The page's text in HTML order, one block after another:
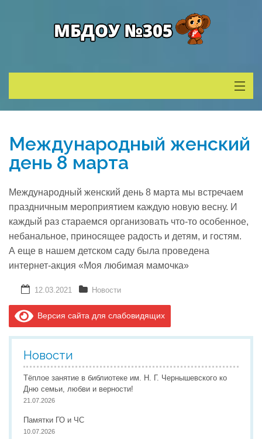
Деятельность
Учитель года
Противодействие коррупции
Реализация соц заказа
Напишите нам
Международный женский
день 8 марта
Международный женский день 8 марта мы встречаем
праздничным мероприятием каждую новую весну. И
каждый раз стараемся организовать что-то особенное,
небанальное, приносящее радость и детям, и гостям.
А еще в нашем детском саду была проведена
интернет-акция «Моя любимая мамочка»
12.03.2021 Новости
Версия сайта для слабовидящих
Новости
Тёплое занятие в библиотеке им. Н. Г. Чернышевского ко
Дню семьи, любви и верности!
21.07.2026
Памятки ГО и ЧС
10.07.2026